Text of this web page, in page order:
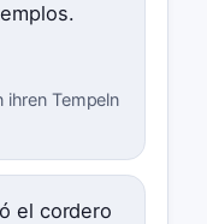
ihren Tempeln
el cordero